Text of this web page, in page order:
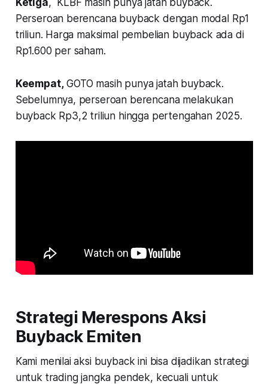
Perseroan berencana buyback dengan modal Rp1
triliun. Harga maksimal pembelian buyback ada di
Rp1.600 per saham.
Keempat,GOTO masih punya jatah buyback.
Sebelumnya, perseroan berencana melakukan
buyback Rp3,2 triliun hingga pertengahan 2025.
Strategi Merespons Aksi
Buyback Emiten
Kami menilai aksi buyback ini bisa dijadikan strategi
untuk trading jangka pendek, kecuali untuk